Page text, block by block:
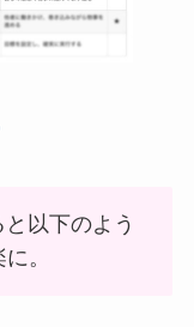
と以下のよう
。